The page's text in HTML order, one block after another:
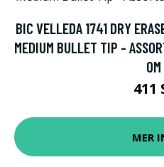
BIC VELLEDA 1741 DRY
MEDIUM BULLET TIP -
411
MER